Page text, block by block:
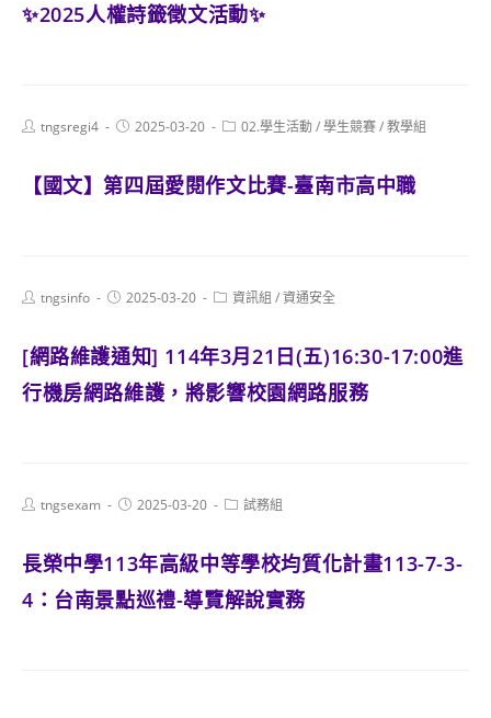
✨2025人權詩籤徵文活動✨
Posttngsregi4
Post2025-03-20
Post02.學生活動/學生競賽/教學組
【國文】第四屆愛閱作文比賽-臺南市高中職
Posttngsinfo
Post2025-03-20
Post資訊組 /資通安全
[網路維護通知] 114年3月21日(五)16:30-17:00進
行機房網路維護，將影響校園網路服務
Posttngsexam
Post2025-03-20
Post試務組
長榮中學113年高級中等學校均質化計畫113-7-3-
4：台南景點巡禮-導覽解說實務